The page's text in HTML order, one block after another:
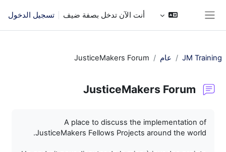
أنت الآن تدخل بصفة ضيف تسجيل الدخول
JM Training عام JusticeMakers Forum
JusticeMakers Forum
A place to discuss the implementation of
JusticeMakers Fellows Projects around the world.